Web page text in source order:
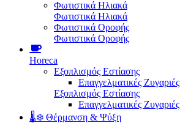
Φωτιστικά Ηλιακά
Φωτιστικά Ηλιακά
Φωτιστικά Οροφής
Φωτιστικά Οροφής
Horeca
Εξοπλισμός Εστίασης
Επαγγελματικές Ζυγαριές
Εξοπλισμός Εστίασης
Επαγγελματικές Ζυγαριές
🌡️❄️ Θέρμανση & Ψύξη